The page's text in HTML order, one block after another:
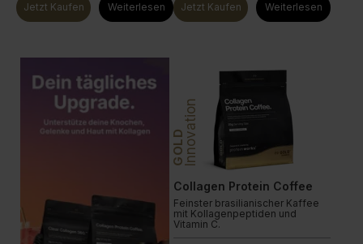
Jetzt Kaufen Weiterlesen Jetzt Kaufen Weiterlesen
GOLDInnovation
Collagen Protein Coffee
Feinster brasilianischer Kaffee
mit Kollagenpeptiden und
Vitamin C.